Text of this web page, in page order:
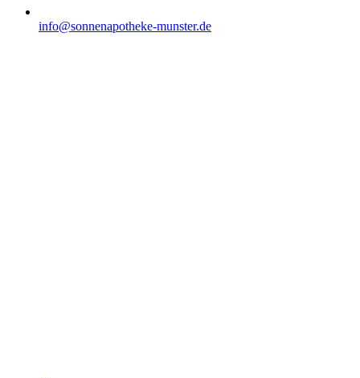
info@sonnenapotheke-munster.de